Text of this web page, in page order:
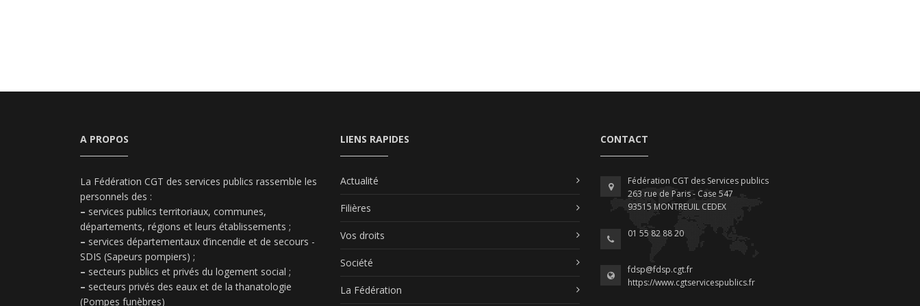
A PROPOS
La Fédération CGT des services publics rassemble les
personnels des :
– services publics territoriaux, communes,
départements, régions et leurs établissements ;
– services départementaux d’incendie et de secours -
SDIS (Sapeurs pompiers) ;
– secteurs publics et privés du logement social ;
– secteurs privés des eaux et de la thanatologie
(Pompes funèbres)
LIENS RAPIDES
Actualité
Filières
Vos droits
Société
La Fédération
CONTACT
Fédération CGT des Services publics
263 rue de Paris - Case 547
93515 MONTREUIL CEDEX
01 55 82 88 20
fdsp@fdsp.cgt.fr
https://www.cgtservicespublics.fr